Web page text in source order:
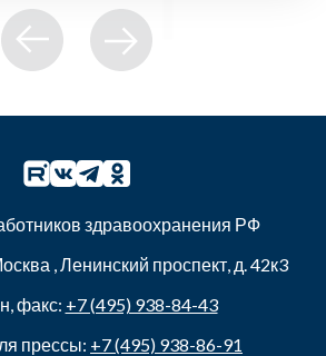
здравоохранения РФ
,Ленинский проспект, д. 42к3
факс: +7 (495) 938-84-43
прессы: +7 (495) 938-86-91